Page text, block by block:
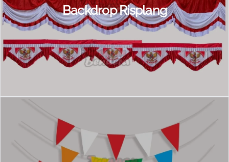
Backdrop Risplang